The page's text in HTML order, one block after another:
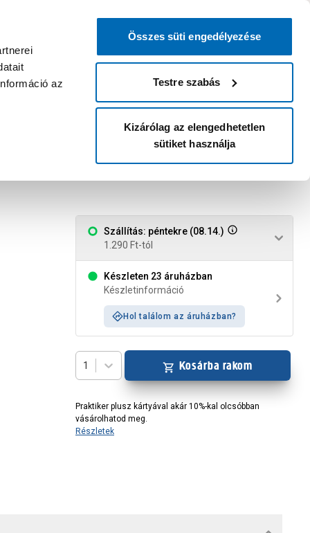
az
Összes süti engedélyezése
Testre szabás
Kizárólag az elengedhetetlen
sütiket használja
bejelentkezni?
Belépés Listáim
Áruházak és szolgáltatások
ivóvizes
Szállítás: péntekre (08.14.)
1.290 Ft-tól
Készleten 23 áruházban
Készletinformáció
Hol találom az áruházban?
1 Kosárba rakom
Praktiker plusz kártyával akár 10%-kal olcsóbban
vásárolhatod meg.
Részletek